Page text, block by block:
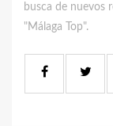
busca de nuevos
"Málaga Top".